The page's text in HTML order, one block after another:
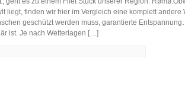
liegt, finden wir hier im Vergleich eine komplett andere
geschützt werden muss, garantierte
ist. Je nach Wetterlagen […]